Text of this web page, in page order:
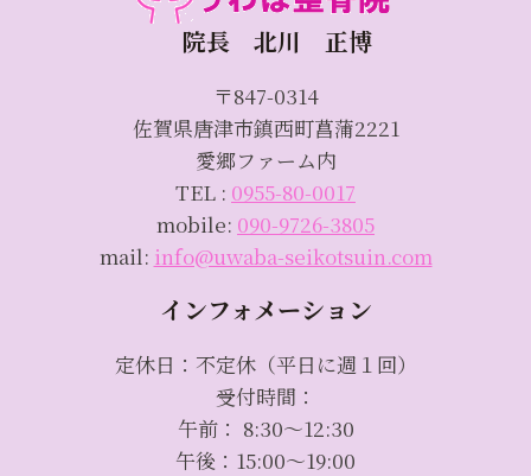
院長 北川 正博
〒847-0314
佐賀県唐津市鎮西町菖蒲2221
愛郷ファーム内
TEL : 0955-80-0017
mobile: 090-9726-3805
mail: info@uwaba-seikotsuin.com
インフォメーション
定休日：不定休（平日に週１回）
受付時間：
午前： 8:30～12:30
午後：15:00～19:00